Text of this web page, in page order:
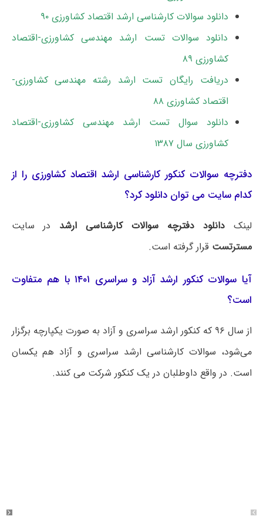
دانلود سوالات کارشناسی ارشد اقتصاد کشاورزی ۹۰
دانلود سوالات تست ارشد مهندسی کشاورزی-اقتصاد
کشاورزی ۸۹
دریافت رایگان تست ارشد رشته مهندسی کشاورزی-
اقتصاد کشاورزی ۸۸
دانلود سوال تست ارشد مهندسی کشاورزی-اقتصاد
کشاورزی سال ۱۳۸۷
دفترچه سوالات کنکور کارشناسی ارشد اقتصاد کشاورزی را از
کدام سایت می توان دانلود کرد؟
لینکدانلود دفترچه سوالات کارشناسی ارشد در سایت
مسترتست قرار گرفته است.
آیا سوالات کنکور ارشد آزاد و سراسری ۱۴۰۱ با هم متفاوت
است؟
از سال ۹۶ که کنکور ارشد سراسری و آزاد به صورت یکپارچه برگزار
می‌شود، سوالات کارشناسی ارشد سراسری و آزاد هم یکسان
است. در واقع داوطلبان در یک کنکور شرکت می کنند.